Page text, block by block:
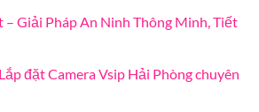
– Giải Pháp An Ninh Thông Minh, Tiết
đặt Camera Vsip Hải Phòng chuyên